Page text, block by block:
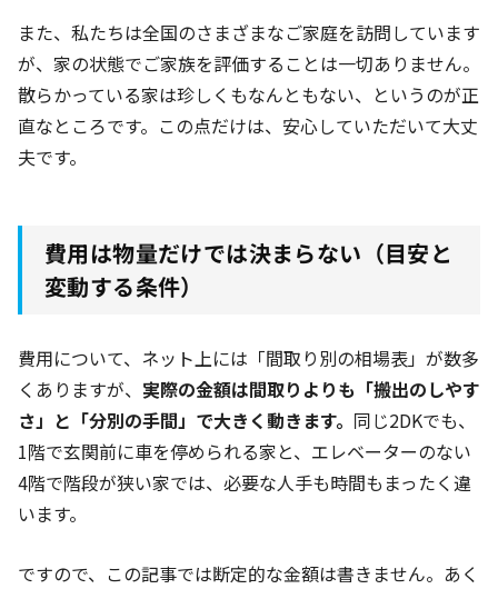
また、私たちは全国のさまざまなご家庭を訪問しています
が、家の状態でご家族を評価することは一切ありません。
散らかっている家は珍しくもなんともない、というのが正
直なところです。この点だけは、安心していただいて大丈
夫です。
費用は物量だけでは決まらない（目安と
変動する条件）
費用について、ネット上には「間取り別の相場表」が数多
くありますが、 実際の金額は間取りよりも「搬出のしやす
さ」と「分別の手間」で大きく動きます。 同じ2DKでも、
1階で玄関前に車を停められる家と、エレベーターのない
4階で階段が狭い家では、必要な人手も時間もまったく違
います。
ですので、この記事では断定的な金額は書きません。あく